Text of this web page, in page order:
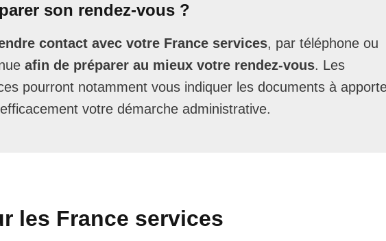
son rendez-vous ?
contact avec votre France services, par téléphone ou
afin de préparer au mieux votre rendez-vous. Les
pourront notamment vous indiquer les documents à
votre démarche administrative.
les France services